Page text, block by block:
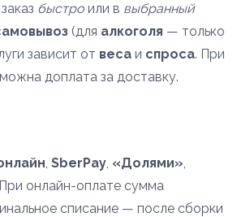
быстро или в выбранный
(для алкоголя — только
зависит от веса и спроса. При
доплата за доставку.
, SberPay, «Долями»,
онлайн-оплате сумма
списание — после сборки